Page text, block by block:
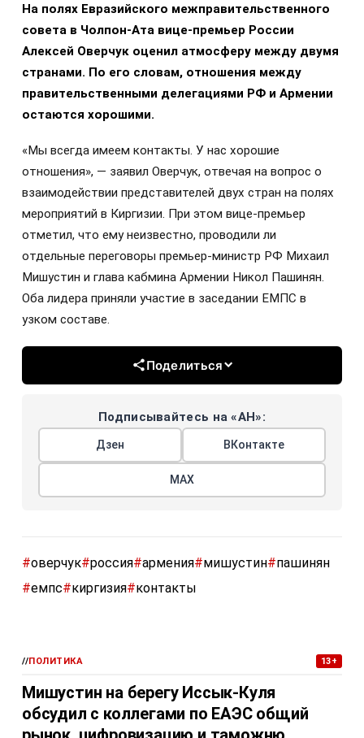
На полях Евразийского межправительственного
совета в Чолпон-Ата вице-премьер России
Алексей Оверчук оценил атмосферу между двумя
странами. По его словам, отношения между
правительственными делегациями РФ и Армении
остаются хорошими.
«Мы всегда имеем контакты. У нас хорошие
отношения», — заявил Оверчук, отвечая на вопрос о
взаимодействии представителей двух стран на полях
мероприятий в Киргизии. При этом вице-премьер
отметил, что ему неизвестно, проводили ли
отдельные переговоры премьер-министр РФ Михаил
Мишустин и глава кабмина Армении Никол Пашинян.
Оба лидера приняли участие в заседании ЕМПС в
узком составе.
Поделиться
Подписывайтесь на «АН»:
Дзен ВКонтакте
МАХ
#оверчук#россия#армения#мишустин#пашинян
#емпс#киргизия#контакты
//ПОЛИТИКА 13+
Мишустин на берегу Иссык-Куля
обсудил с коллегами по ЕАЭС общий